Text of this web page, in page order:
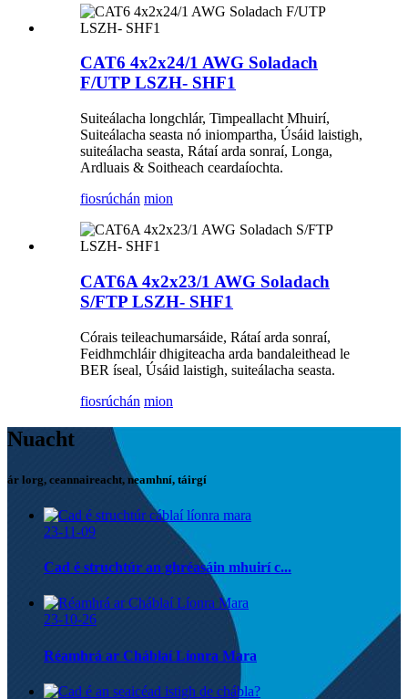
CAT6 4x2x24/1 AWG Soladach
F/UTP LSZH- SHF1
Suiteálacha longchlár, Timpeallacht Mhuirí,
Suiteálacha seasta nó iniompartha, Úsáid laistigh,
suiteálacha seasta, Rátaí arda sonraí, Longa,
Ardluais & Soitheach ceardaíochta.
fiosrúchán mion
CAT6A 4x2x23/1 AWG Soladach
S/FTP LSZH- SHF1
Córais teileachumarsáide, Rátaí arda sonraí,
Feidhmchláir dhigiteacha arda bandaleithead le
BER íseal, Úsáid laistigh, suiteálacha seasta.
fiosrúchán mion
Nuacht
ár lorg, ceannaireacht, neamhní, táirgí
23-11-09
Cad é struchtúr an ghréasáin mhuirí c...
23-10-26
Réamhrá ar Cháblaí Líonra Mara